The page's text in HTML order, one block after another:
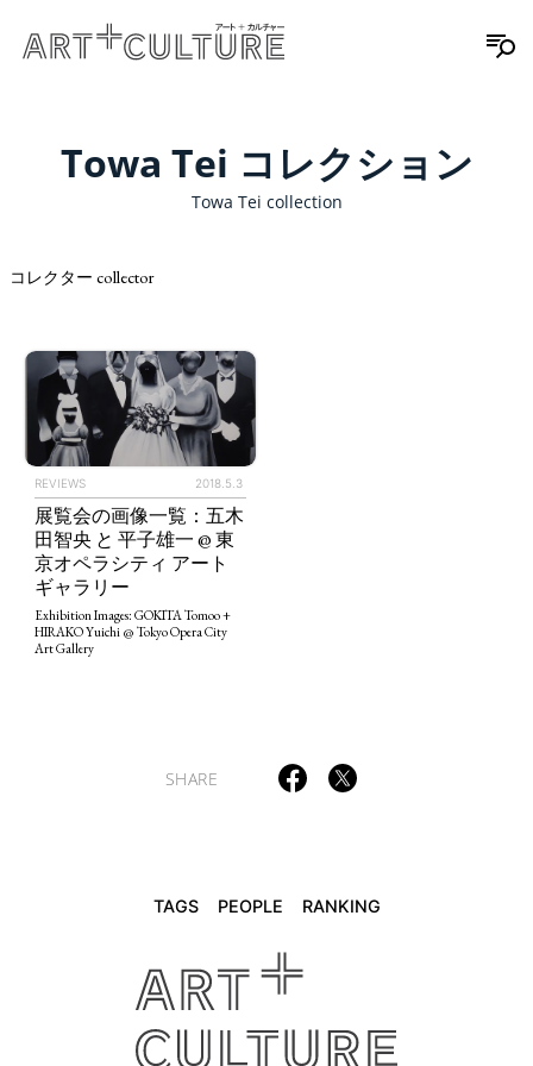
POLITICS REVIEWS ARTICLES
Towa Tei コレクション
Towa Tei collection
コレクター collector
REVIEWS 2018.5.3
展覧会の画像一覧：五木
田智央 と 平子雄一 @ 東
京オペラシティ アート
ギャラリー
Exhibition Images: GOKITA Tomoo +
HIRAKO Yuichi @ Tokyo Opera City
Art Gallery
SHARE
TAGS PEOPLE RANKING